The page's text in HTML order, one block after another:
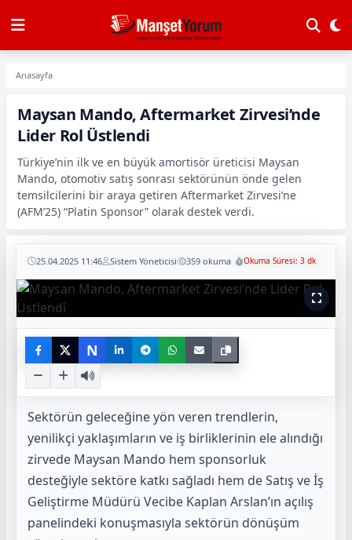
Anasayfa
Maysan Mando, Aftermarket Zirvesi’nde
Lider Rol Üstlendi
Türkiye’nin ilk ve en büyük amortisör üreticisi Maysan
Mando, otomotiv satış sonrası sektörünün önde gelen
temsilcilerini bir araya getiren Aftermarket Zirvesi’ne
(AFM’25) “Platin Sponsor” olarak destek verdi.
25.04.2025 11:46 Sistem Yöneticisi 359 okuma Okuma Süresi: 3 dk
N
Sektörün geleceğine yön veren trendlerin,
yenilikçi yaklaşımların ve iş birliklerinin ele alındığı
zirvede Maysan Mando hem sponsorluk
desteğiyle sektöre katkı sağladı hem de Satış ve İş
Geliştirme Müdürü Vecibe Kaplan Arslan’ın açılış
panelindeki konuşmasıyla sektörün dönüşüm